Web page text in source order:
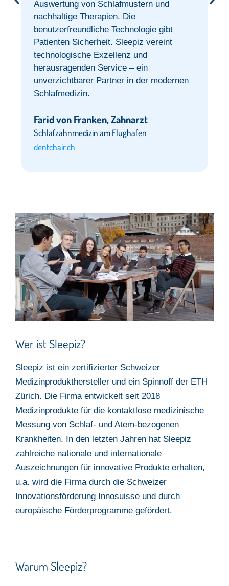
Auswertung von Schlafmustern und
nachhaltige Therapien. Die
benutzerfreundliche Technologie gibt
Patienten Sicherheit. Sleepiz vereint
technologische Exzellenz und
herausragenden Service – ein
unverzichtbarer Partner in der modernen
Schlafmedizin.
Farid von Franken, Zahnarzt
Schlafzahnmedizin am Flughafen
dentchair.ch
Wer ist Sleepiz?
Sleepiz ist ein zertifizierter Schweizer
Medizinprodukthersteller und ein Spinnoff der ETH
Zürich. Die Firma entwickelt seit 2018
Medizinprodukte für die kontaktlose medizinische
Messung von Schlaf- und Atem-bezogenen
Krankheiten. In den letzten Jahren hat Sleepiz
zahlreiche nationale und internationale
Auszeichnungen für innovative Produkte erhalten,
u.a. wird die Firma durch die Schweizer
Innovationsförderung Innosuisse und durch
europäische Förderprogramme gefördert.
Warum Sleepiz?